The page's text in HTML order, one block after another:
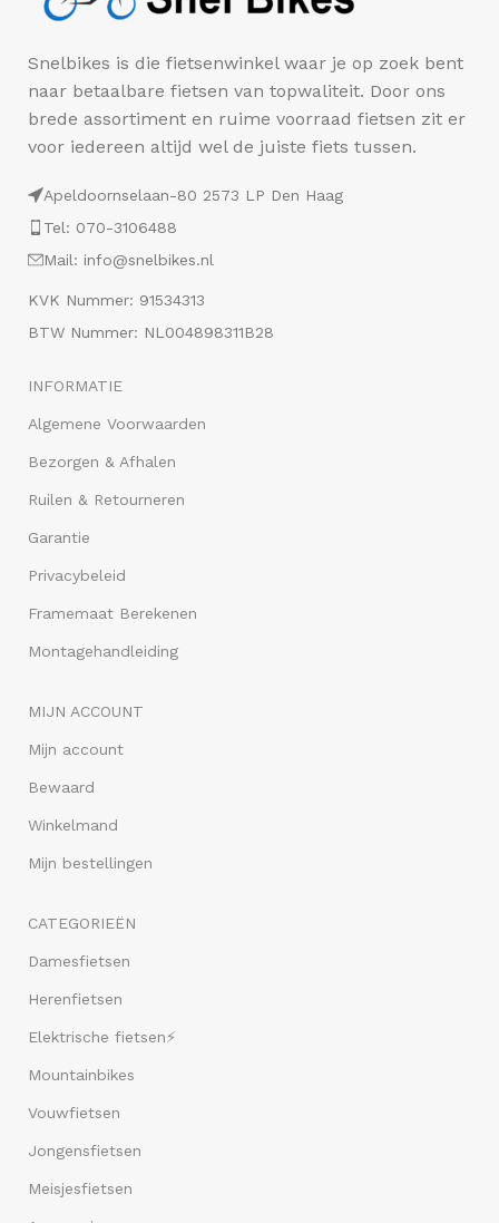
Snelbikes is die fietsenwinkel waar je op zoek bent
naar betaalbare fietsen van topwaliteit. Door ons
brede assortiment en ruime voorraad fietsen zit er
voor iedereen altijd wel de juiste fiets tussen.
Apeldoornselaan-80 2573 LP Den Haag
Tel: 070-3106488
Mail: info@snelbikes.nl
KVK Nummer: 91534313
BTW Nummer: NL004898311B28
INFORMATIE
Algemene Voorwaarden
Bezorgen & Afhalen
Ruilen & Retourneren
Garantie
Privacybeleid
Framemaat Berekenen
Montagehandleiding
MIJN ACCOUNT
Mijn account
Bewaard
Winkelmand
Mijn bestellingen
CATEGORIEËN
Damesfietsen
Herenfietsen
Elektrische fietsen⚡
Mountainbikes
Vouwfietsen
Jongensfietsen
Meisjesfietsen